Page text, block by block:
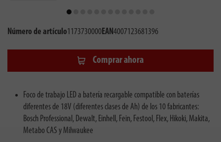
Número de artículo1173730000EAN4007123681396
Comprar ahora
Foco de trabajo LED a batería recargable compatible con baterías
diferentes de 18V (diferentes clases de Ah) de los 10 fabricantes:
Bosch Professional, Dewalt, Einhell, Fein, Festool, Flex, Hikoki, Makita,
Metabo CAS y Milwaukee